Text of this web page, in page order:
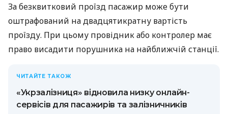
За безквитковий проїзд пасажир може бути
оштрафований на двадцятикратну вартість
проїзду. При цьому провідник або контролер має
право висадити порушника на найближчій станції.
ЧИТАЙТЕ ТАКОЖ
«Укрзалізниця» відновила низку онлайн-
сервісів для пасажирів та залізничників